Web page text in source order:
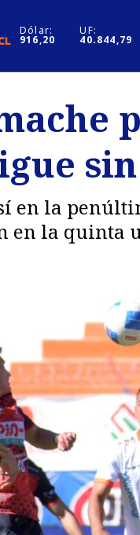
Dólar:
916,20
UF:
40.844,79
en la
en la quinta